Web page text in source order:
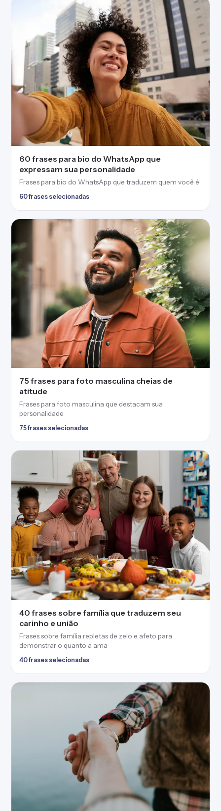
60 frases para bio do WhatsApp que
expressam sua personalidade
Frases para bio do WhatsApp que traduzem quem você é
60 frases selecionadas
75 frases para foto masculina cheias de
atitude
Frases para foto masculina que destacam sua
personalidade
75 frases selecionadas
40 frases sobre família que traduzem seu
carinho e união
Frases sobre família repletas de zelo e afeto para
demonstrar o quanto a ama
40 frases selecionadas